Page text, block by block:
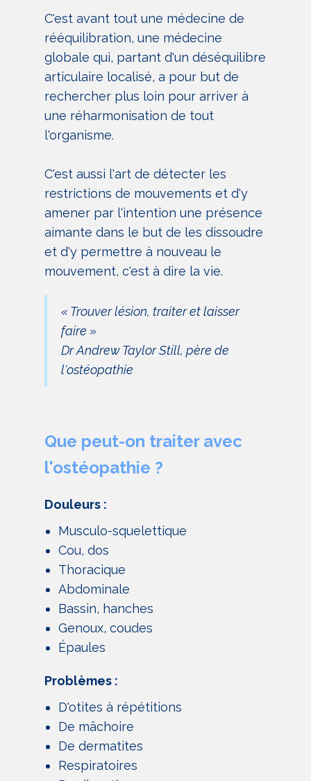
C'est avant tout une médecine de
rééquilibration, une médecine
globale qui, partant d'un déséquilibre
articulaire localisé, a pour but de
rechercher plus loin pour arriver à
une réharmonisation de tout
l'organisme.
C'est aussi l'art de détecter les
restrictions de mouvements et d'y
amener par l'intention une présence
aimante dans le but de les dissoudre
et d'y permettre à nouveau le
mouvement, c'est à dire la vie.
« Trouver lésion, traiter et laisser
faire »
Dr Andrew Taylor Still, père de
l'ostéopathie
Que peut-on traiter avec
l'ostéopathie ?
Douleurs :
Musculo-squelettique
Cou, dos
Thoracique
Abdominale
Bassin, hanches
Genoux, coudes
Épaules
Problèmes :
D'otites à répétitions
De mâchoire
De dermatites
Respiratoires